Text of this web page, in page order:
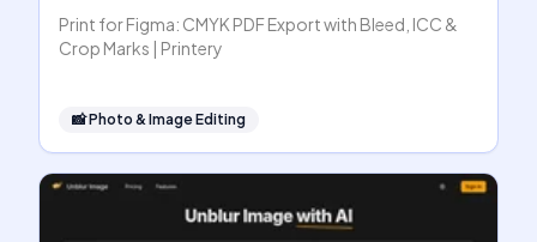
Print for Figma: CMYK PDF Export with Bleed, ICC &
Crop Marks | Printery
📸Photo & Image Editing